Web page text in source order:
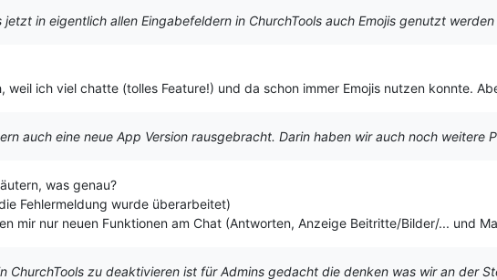
jetzt in eigentlich allen Eingabefeldern in ChurchTools auch Emojis genutzt
weil ich viel chatte (tolles Feature!) und da schon immer Emojis nutzen konnte.
auch eine neue App Version rausgebracht. Darin haben wir auch noch weitere
was genau?
Fehlermeldung wurde überarbeitet)
mir nur neuen Funktionen am Chat (Antworten, Anzeige Beitritte/Bilder/... und
ChurchTools zu deaktivieren ist für Admins gedacht die denken was wir an der